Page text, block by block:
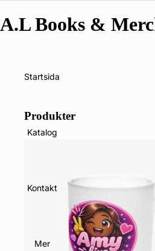
A.L Books &
Startsida
Katalog
Kontakt
Mer
Produkter